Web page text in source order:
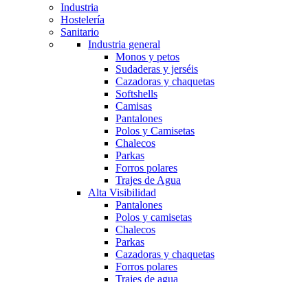
Industria
Hostelería
Sanitario
Industria general
Monos y petos
Sudaderas y jerséis
Cazadoras y chaquetas
Softshells
Camisas
Pantalones
Polos y Camisetas
Chalecos
Parkas
Forros polares
Trajes de Agua
Alta Visibilidad
Pantalones
Polos y camisetas
Chalecos
Parkas
Cazadoras y chaquetas
Forros polares
Trajes de agua